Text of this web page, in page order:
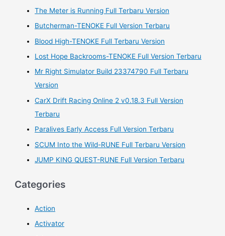
The Meter is Running Full Terbaru Version
Butcherman-TENOKE Full Version Terbaru
Blood High-TENOKE Full Terbaru Version
Lost Hope Backrooms-TENOKE Full Version Terbaru
Mr Right Simulator Build 23374790 Full Terbaru
Version
CarX Drift Racing Online 2 v0.18.3 Full Version
Terbaru
Paralives Early Access Full Version Terbaru
SCUM Into the Wild-RUNE Full Terbaru Version
JUMP KING QUEST-RUNE Full Version Terbaru
Categories
Action
Activator